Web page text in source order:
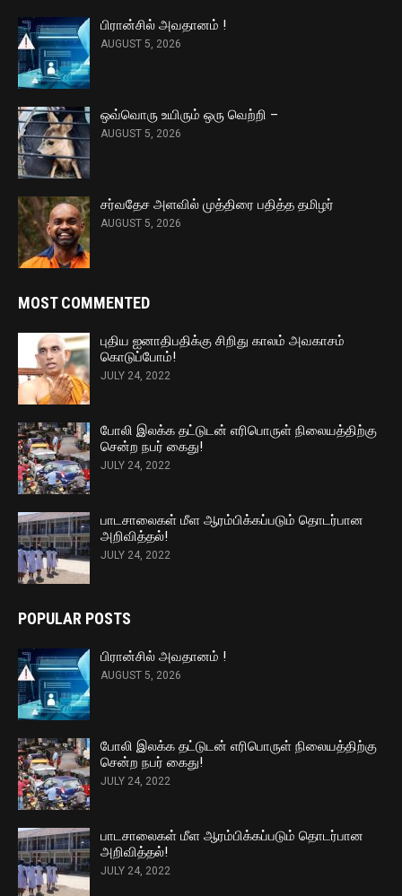
பிரான்சில் அவதானம் !
AUGUST 5, 2026
ஒவ்வொரு உயிரும் ஒரு வெற்றி –
AUGUST 5, 2026
சர்வதேச அளவில் முத்திரை பதித்த தமிழர்
AUGUST 5, 2026
MOST COMMENTED
புதிய ஐனாதிபதிக்கு சிறிது காலம் அவகாசம்
கொடுப்போம்!
JULY 24, 2022
போலி இலக்க தட்டுடன் எரிபொருள் நிலையத்திற்கு
சென்ற நபர் கைது!
JULY 24, 2022
பாடசாலைகள் மீள ஆரம்பிக்கப்படும் தொடர்பான
அறிவித்தல்!
JULY 24, 2022
POPULAR POSTS
பிரான்சில் அவதானம் !
AUGUST 5, 2026
போலி இலக்க தட்டுடன் எரிபொருள் நிலையத்திற்கு
சென்ற நபர் கைது!
JULY 24, 2022
பாடசாலைகள் மீள ஆரம்பிக்கப்படும் தொடர்பான
அறிவித்தல்!
JULY 24, 2022